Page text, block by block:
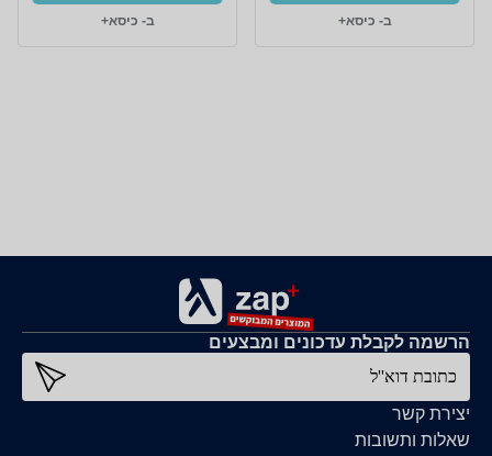
ב- כיסא+ ב- כיסא+
יצירת קשר
שאלות ותשובות
הרשמה לקבלת עדכונים ומבצעים
כתובת דוא''ל